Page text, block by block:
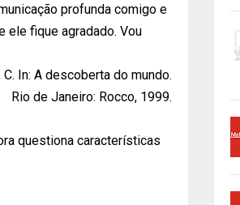
profunda comigo e
ele fique agradado. Vou
C. In: A descoberta do mundo.
Rio de Janeiro: Rocco, 1999.
questiona características